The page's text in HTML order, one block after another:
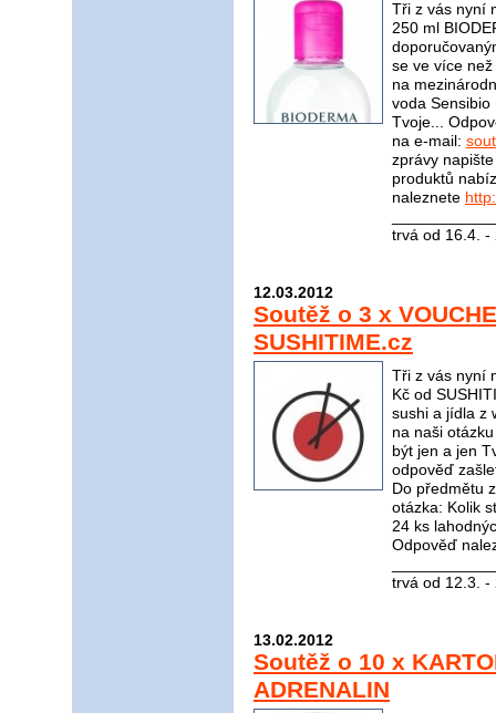
Tři z vás nyní
250 ml
se ve více
na
voda Sensibio
Tvoje...
na e-mail:
zprávy
produktů
naleznete
trvá od 16.4.
12.03.2012
Soutěž o 3 x
SUSHITIME.cz
Tři z vás nyní
Kč od
sushi a jídla z
na naši
být jen a jen
odpověď
Do předmětu
otázka: Kolik
24 ks
Odpověď
trvá od 12.3.
13.02.2012
Soutěž o 10 x
ADRENALIN